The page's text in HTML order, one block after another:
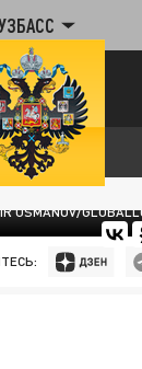
USMANOV/